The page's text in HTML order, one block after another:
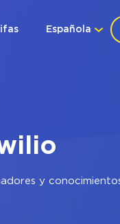
Española
y conocimientos